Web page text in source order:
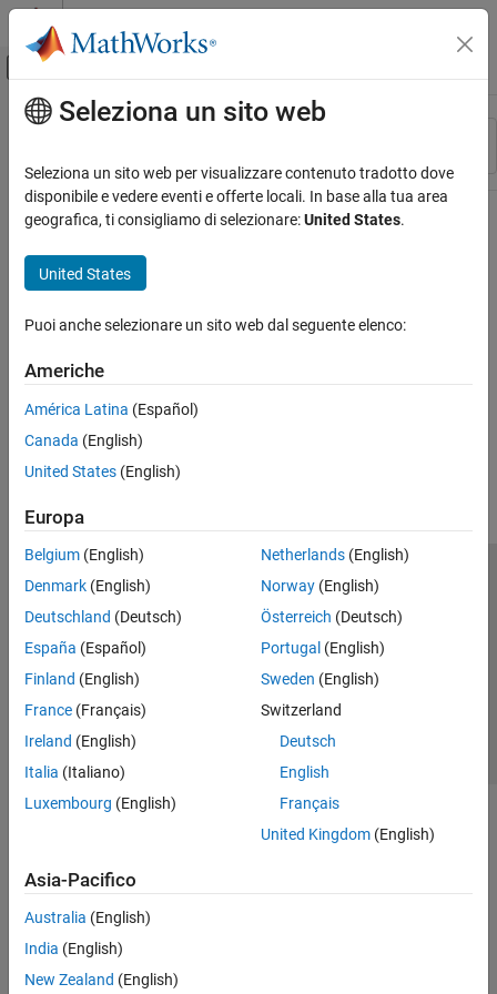
Vai al contenuto
Attiva/disattiva menu di navigazione
Risorsa
Stato
Contenuto principale
Seleziona un sito web
Seleziona un sito web per visualizzare contenuto tradotto dove
disponibile e vedere eventi e offerte locali. In base alla tua area
geografica, ti consigliamo di selezionare:United States.
United States
Puoi anche selezionare un sito web dal seguente elenco:
Americhe
América Latina (Español)
Canada (English)
United States (English)
Europa
Belgium (English)
Denmark (English)
Deutschland (Deutsch)
España (Español)
Finland (English)
France (Français)
Ireland (English)
Italia (Italiano)
Luxembourg (English)
Netherlands(English)
Norway(English)
Österreich (Deutsch)
Portugal (English)
Sweden (English)
Switzerland
Deutsch
English
Français
United Kingdom(English)
Asia-Pacifico
Australia (English)
India (English)
New Zealand (English)
Centro di fiducia
Informativa sulla privacy
Antipirateria
Stato dell'applicazione
Contatti
© 1994-2026 The MathWorks, Inc.